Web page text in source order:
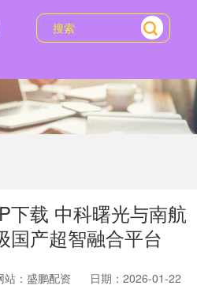
下载 中科曙光与南航
国产超智融合平台
站：盛鹏配资
日期：2026-01-22